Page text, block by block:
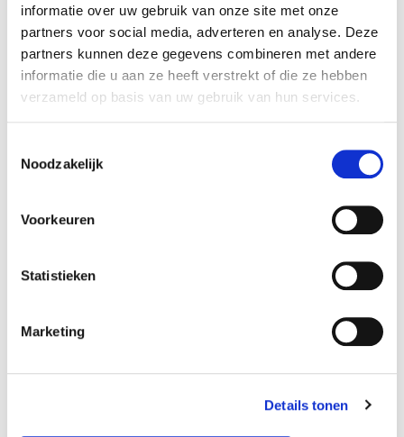
informatie over uw gebruik van onze site met onze
partners voor social media, adverteren en analyse. Deze
partners kunnen deze gegevens combineren met andere
informatie die u aan ze heeft verstrekt of die ze hebben
verzameld op basis van uw gebruik van hun services.
Noodzakelijk
Voorkeuren
Statistieken
Marketing
Details tonen